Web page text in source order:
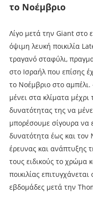
το Νοέµβριο
Λίγο µετά την Giant στο
όψιµη λευκή ποικιλία
τραγανό σταφύλι,
στο Ισραήλ που επίσης
το Νοέµβριο στο αµπέλι.
µένει στα κλίµατα
δυνατότητας της να
µπορέσουµε σίγουρα να
δυνατότητα έως και
έρευνας και ανάπτυξης
τους ειδικούς το χρώµα
ποικιλίας
εβδοµάδες µετά την